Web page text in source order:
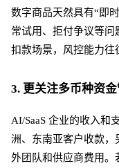
数字商品天然具有“即
常试用、拒付争议等
扣款场景，风控能力往
3. 更关注多币种资
AI/SaaS 企业的收入和
洲、东南亚客户收款，
外团队和供应商费用。